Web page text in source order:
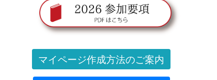
マイページ作成方法のご案内